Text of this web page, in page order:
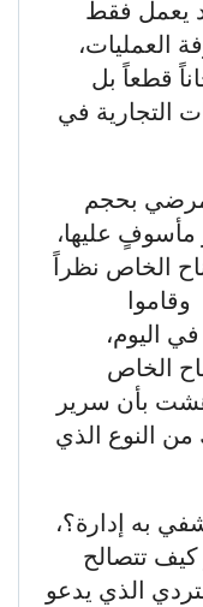
يعمل فقط
العمليات،
قطعاً بل
التجارية في
بحجم
عليها،
الخاص نظراً
اليوم،
الخاص
بأن سرير
النوع الذي
به إدارة؟،
كيف تتصالح
الذي يدعو